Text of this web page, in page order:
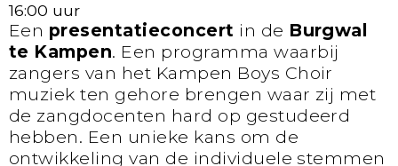
16:00 uur
Een presentatieconcert in de Burgwal
te Kampen. Een programma waarbij
zangers van het Kampen Boys Choir
muziek ten gehore brengen waar zij met
de zangdocenten hard op gestudeerd
hebben. Een unieke kans om de
ontwikkeling van de individuele stemmen